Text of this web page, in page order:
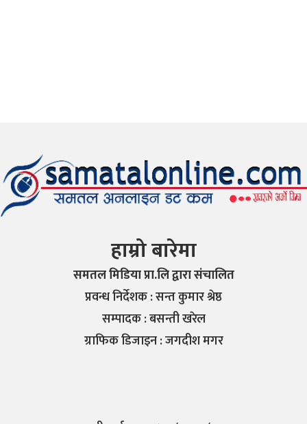
हाम्रो बारेमा
समतल मिडिया प्रा.लि द्वारा संचालित
प्रवन्ध निर्देशक : सन्त कुमार श्रेष्ठ
सम्पादक : बसन्ती खरेल
ग्राफिक डिजाइन : जगदीश मगर